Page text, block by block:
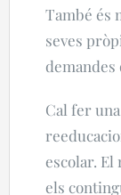
També és
seves
demandes
Cal fer
escolar.
els